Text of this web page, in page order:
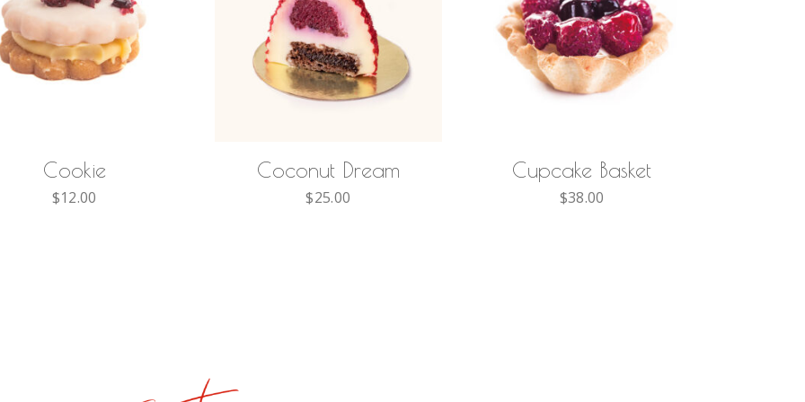
Cookie
$12.00
AÑADIR AL
Coconut Dream
$25.00
AÑADIR AL
Cupcake Basket
$38.00